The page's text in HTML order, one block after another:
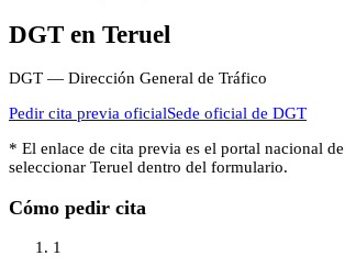
DGT en Teruel
DGT — Dirección General de Tráfico
Pedir cita previa oficialSede oficial de DGT
* El enlace de cita previa es el portal nacional de
seleccionar Teruel dentro del formulario.
Cómo pedir cita
1